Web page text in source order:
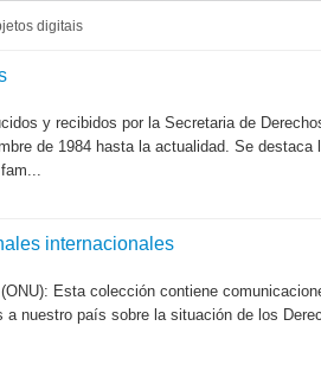
digitais
y recibidos por la Secretaria de
de 1984 hasta la actualidad. Se destaca
internacionales
Esta colección contiene
nuestro país sobre la situación de los